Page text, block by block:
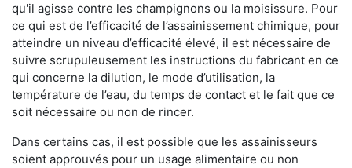
qu'il agisse contre les champignons ou la moisissure. Pour
ce qui est de l’efficacité de l’assainissement chimique, pour
atteindre un niveau d’efficacité élevé, il est nécessaire de
suivre scrupuleusement les instructions du fabricant en ce
qui concerne la dilution, le mode d’utilisation, la
température de l’eau, du temps de contact et le fait que ce
soit nécessaire ou non de rincer.
Dans certains cas, il est possible que les assainisseurs
soient approuvés pour un usage alimentaire ou non